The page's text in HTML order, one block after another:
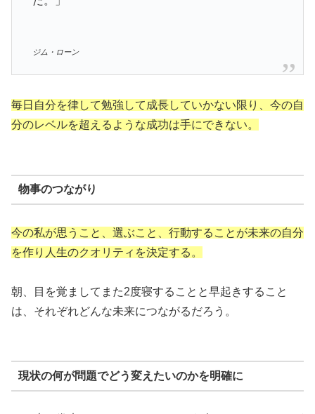
ジム・ローン
毎日自分を律して勉強して成長していかない限り、今の自
分のレベルを超えるような成功は手にできない。
物事のつながり
今の私が思うこと、選ぶこと、行動することが未来の自分
を作り人生のクオリティを決定する。
朝、目を覚ましてまた2度寝することと早起きすること
は、それぞれどんな未来につながるだろう。
現状の何が問題でどう変えたいのかを明確に